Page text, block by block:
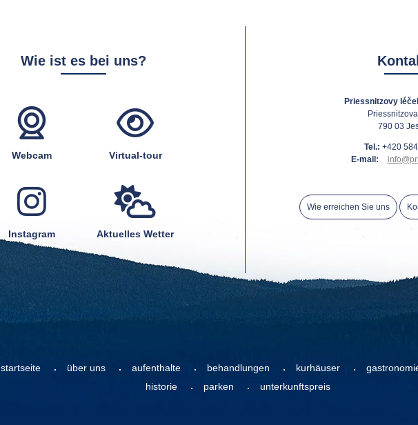
Wie ist es bei uns?
Webcam Virtual-tour
Instagram Aktuelles Wetter
Priessnitzovy
790 03
Tel.: +420
E-mail:
Wie erreichen Sie uns
startseite über uns aufenthalte behandlungen kurhäuser
historie
parken unterkunftspreis